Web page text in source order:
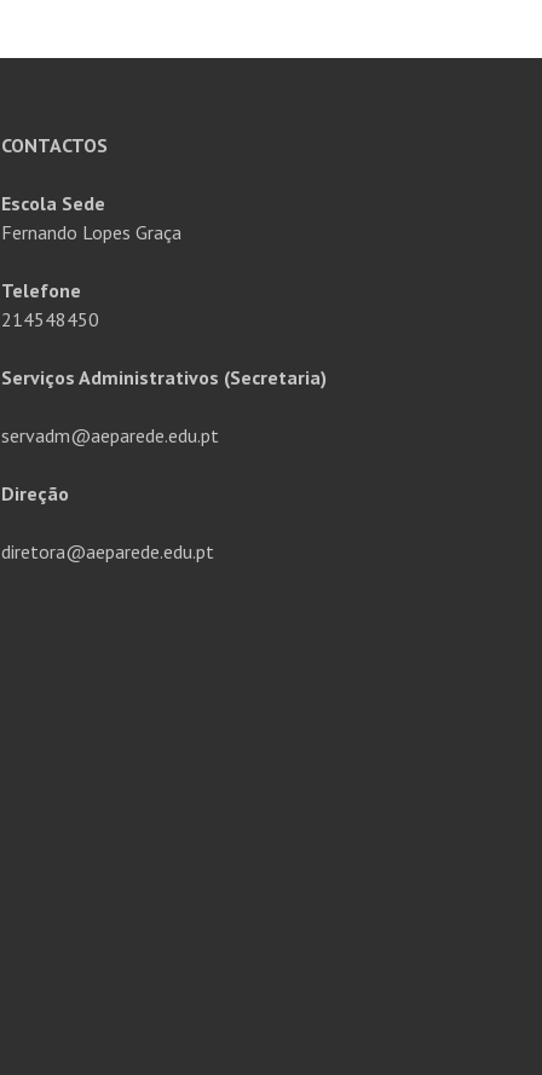
CONTACTOS
Escola Sede
Fernando Lopes Graça
Telefone
214548450
Serviços Administrativos (Secretaria)
servadm@aeparede.edu.pt
Direção
diretora@aeparede.edu.pt